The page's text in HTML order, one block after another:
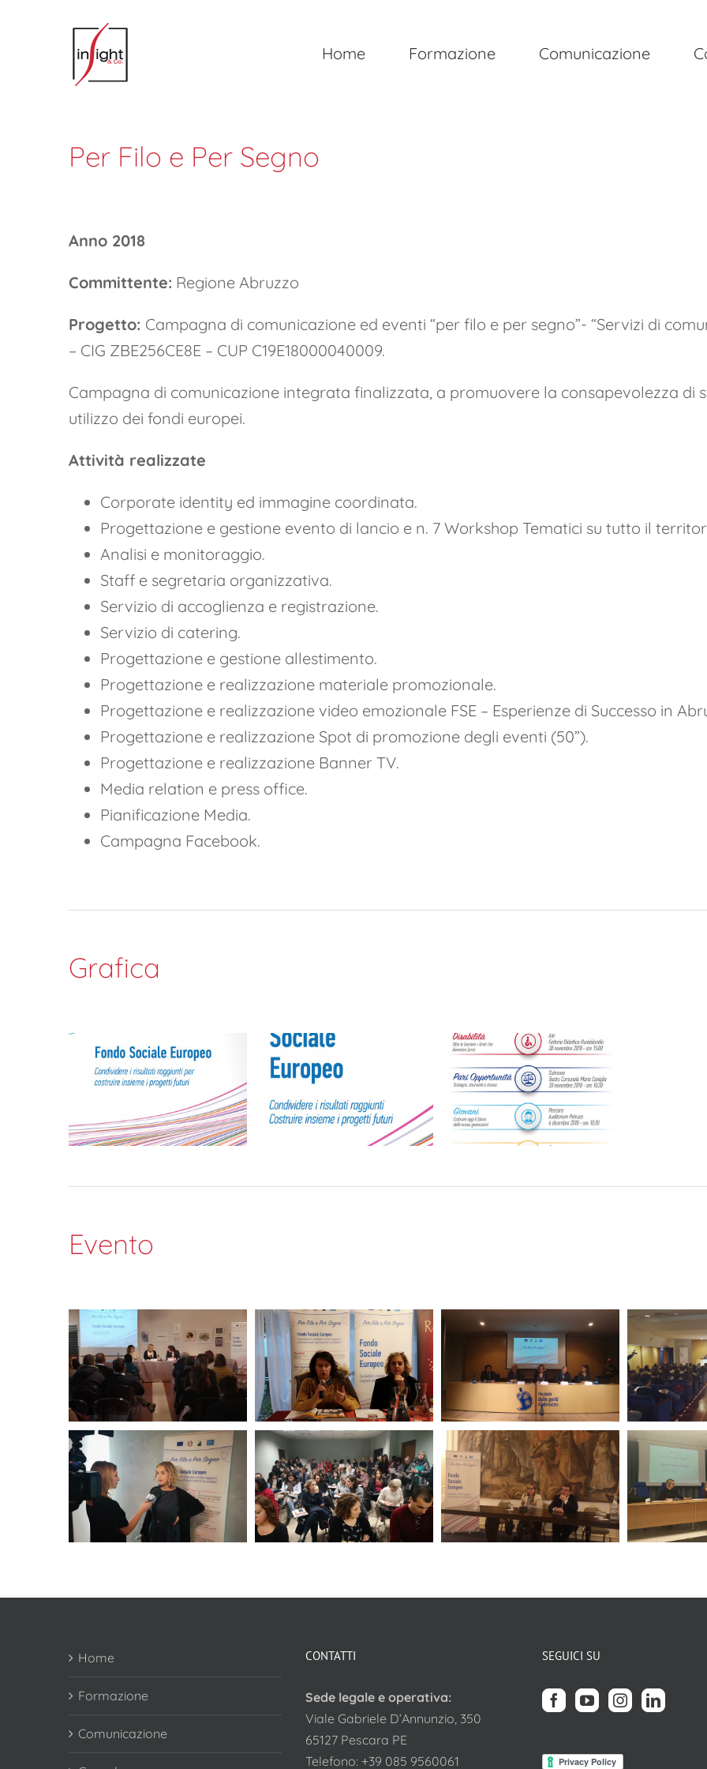
Home Formazione Comunicazione
Per Filo e Per Segno
Anno 2018
Committente: Regione Abruzzo
Progetto: Campagna di comunicazione ed eventi “per filo e per segno”- “Servizi di
– CIG ZBE256CE8E – CUP C19E18000040009.
Campagna di comunicazione integrata finalizzata, a promuovere la consapevolezza di
utilizzo dei fondi europei.
Attività realizzate
Corporate identity ed immagine coordinata.
Progettazione e gestione evento di lancio e n. 7 Workshop Tematici su tutto il
Analisi e monitoraggio.
Staff e segretaria organizzativa.
Servizio di accoglienza e registrazione.
Servizio di catering.
Progettazione e gestione allestimento.
Progettazione e realizzazione materiale promozionale.
Progettazione e realizzazione video emozionale FSE – Esperienze di Successo in
Progettazione e realizzazione Spot di promozione degli eventi (50”).
Progettazione e realizzazione Banner TV.
Media relation e press office.
Pianificazione Media.
Campagna Facebook.
Grafica
Evento
Home
Formazione
Comunicazione
CONTATTI
Sede legale e operativa:
Viale Gabriele D’Annunzio, 350
65127 Pescara PE
Telefono: +39 085 9560061
SEGUICI SU